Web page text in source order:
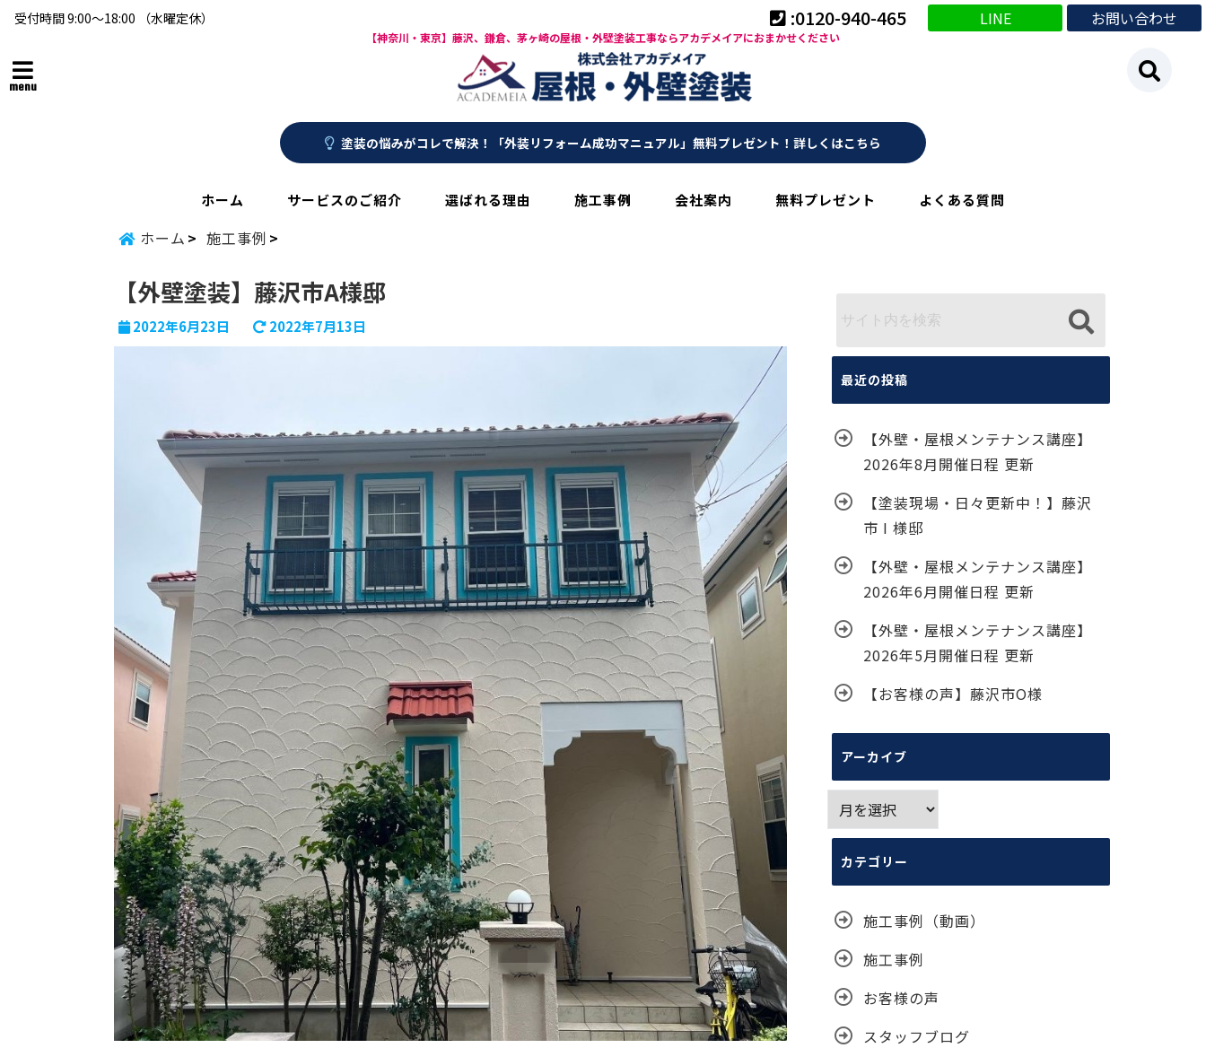
受付時間 9:00～18:00 （水曜定休） お問い合わせ
LINE
:0120-940-465
【神奈川・東京】藤沢、鎌倉、茅ヶ崎の屋根・外壁塗装工事ならアカデメイアにおまかせください
menu
塗装の悩みがコレで解決！「外装リフォーム成功マニュアル」無料プレゼント！詳しくはこちら
ホーム サービスのご紹介 選ばれる理由 施工事例 会社案内 無料プレゼント よくある質問
ホーム 施工事例
【外壁塗装】藤沢市A様邸
2022年6月23日 2022年7月13日
最近の投稿
【外壁・屋根メンテナンス講座】
2026年8月開催日程 更新
【塗装現場・日々更新中！】藤沢
市 I 様邸
【外壁・屋根メンテナンス講座】
2026年6月開催日程 更新
【外壁・屋根メンテナンス講座】
2026年5月開催日程 更新
【お客様の声】藤沢市O様
アーカイブ
ー
カ
ブ
カテゴリー
施工事例（動画）
施工事例
お客様の声
スタッフブログ